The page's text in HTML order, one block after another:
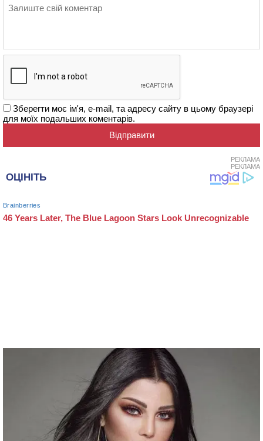
Зберегти моє ім'я, e-mail, та адресу сайту в цьому браузері
для моїх подальших коментарів.
РЕКЛАМА
РЕКЛАМА